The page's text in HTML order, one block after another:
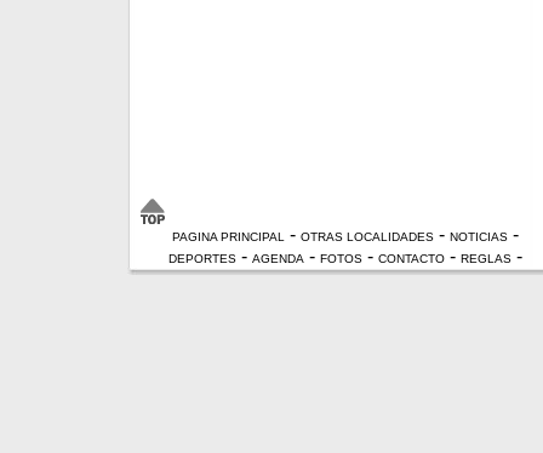
PAGINA PRINCIPAL - OTRAS LOCALIDADES - NOTICIAS -
DEPORTES - AGENDA - FOTOS - CONTACTO - REGLAS -